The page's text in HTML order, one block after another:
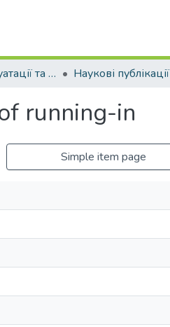
Кафедра експлуатації та ремонту машин
running-in
Simple item page